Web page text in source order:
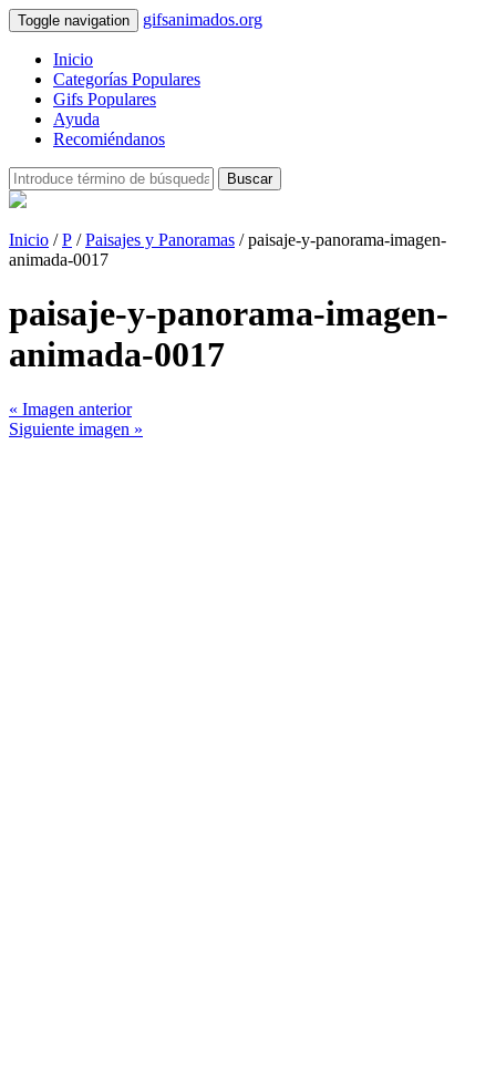
Toggle navigation gifsanimados.org
Inicio
Categorías Populares
Gifs Populares
Ayuda
Recomiéndanos
Buscar
Inicio /P /Paisajes y Panoramas / paisaje-y-panorama-imagen-
animada-0017
paisaje-y-panorama-imagen-
animada-0017
« Imagen anterior
Siguiente imagen »